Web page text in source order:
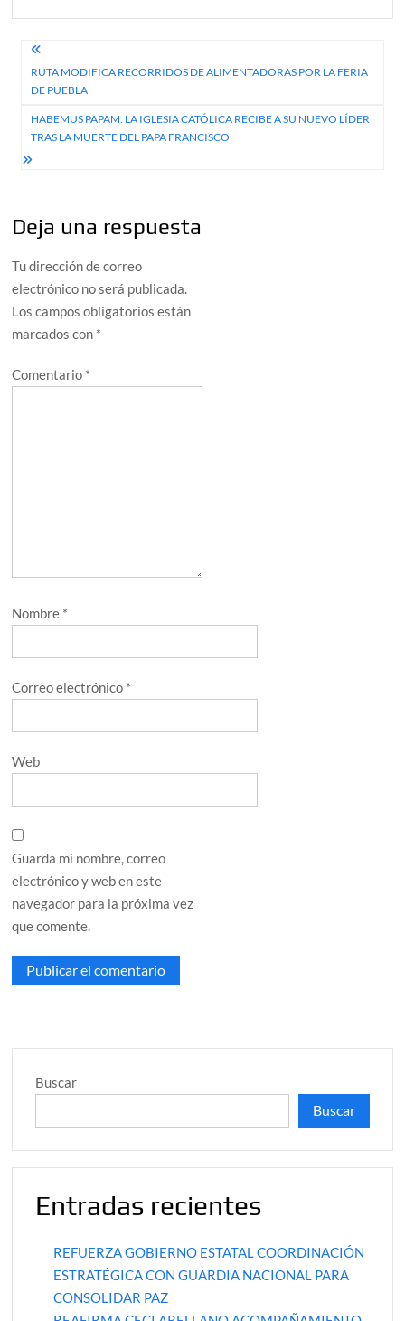
Navegación
de
entradas
RUTA MODIFICA RECORRIDOS DE ALIMENTADORAS POR LA FERIA
DE PUEBLA
HABEMUS PAPAM: LA IGLESIA CATÓLICA RECIBE A SU NUEVO LÍDER
TRAS LA MUERTE DEL PAPA FRANCISCO
Deja una respuesta
Tu dirección de correo
electrónico no será publicada.
Los campos obligatorios están
marcados con *
Comentario *
Nombre *
Correo electrónico *
Web
Guarda mi nombre, correo
electrónico y web en este
navegador para la próxima vez
que comente.
Buscar
Buscar
Entradas recientes
REFUERZA GOBIERNO ESTATAL COORDINACIÓN
ESTRATÉGICA CON GUARDIA NACIONAL PARA
CONSOLIDAR PAZ